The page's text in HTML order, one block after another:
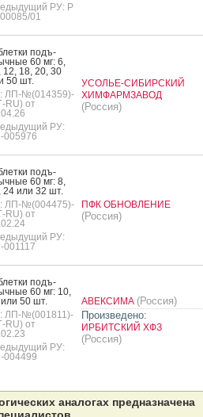
РУ: Р
01
подъ­
60 мг: 6,
12, 18, 20, 30
50 шт.
ЛП-№(014359)-
RU) от
РУ:
005976
УСОЛЬЕ-СИБИРСКИЙ
ХИМФАРМЗАВОД
(Россия)
подъ­
60 мг: 8,
24 или 32 шт.
ЛП-№(004475)-
RU) от
РУ:
001117
ПФК ОБНОВЛЕНИЕ
(Россия)
подъ­
60 мг: 10,
50 шт.
ЛП-№(001811)-
RU) от
РУ:
004499
АВЕКСИМА (Россия)
Произведено:
ИРБИТСКИЙ ХФЗ
(Россия)
аналогах предназначена